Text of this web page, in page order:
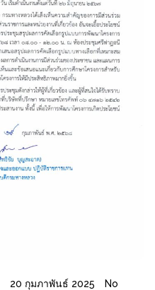
20 กุมภาพันธ์ 2025
No